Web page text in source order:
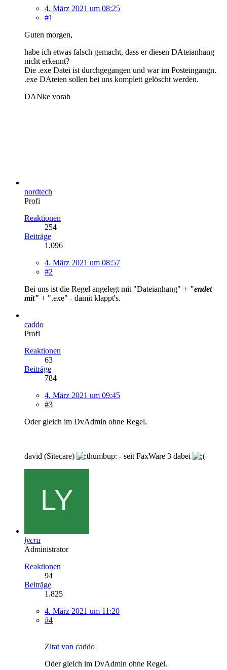
4. März 2021 um 08:25
#1
Guten morgen,
habe ich etwas falsch gemacht, dass er diesen DAteianhang
nicht erkennt?
Die .exe Datei ist durchgegangen und war im Posteingangn.
.exe DAteien sollen bei uns komplett gelöscht werden.
DANke vorab
nordtech
Profi
Reaktionen
254
Beiträge
1.096
4. März 2021 um 08:57
#2
Bei uns ist die Regel angelegt mit "Dateianhang" + "endet
mit" + ".exe" - damit klappt's.
caddo
Profi
Reaktionen
63
Beiträge
784
4. März 2021 um 09:45
#3
Oder gleich im DvAdmin ohne Regel.
david (Sitecare) - seit FaxWare 3 dabei
lycra
Administrator
Reaktionen
94
Beiträge
1.825
4. März 2021 um 11:20
#4
Zitat von caddo
Oder gleich im DvAdmin ohne Regel.